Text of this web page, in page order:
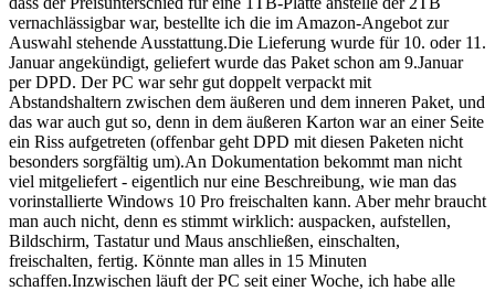
vernachlässigbar war, bestellte ich die im Amazon-Angebot zur
Auswahl stehende Ausstattung.Die Lieferung wurde für 10. oder 11.
Januar angekündigt, geliefert wurde das Paket schon am 9.Januar
per DPD. Der PC war sehr gut doppelt verpackt mit
Abstandshaltern zwischen dem äußeren und dem inneren Paket, und
das war auch gut so, denn in dem äußeren Karton war an einer Seite
ein Riss aufgetreten (offenbar geht DPD mit diesen Paketen nicht
besonders sorgfältig um).An Dokumentation bekommt man nicht
viel mitgeliefert - eigentlich nur eine Beschreibung, wie man das
vorinstallierte Windows 10 Pro freischalten kann. Aber mehr braucht
man auch nicht, denn es stimmt wirklich: auspacken, aufstellen,
Bildschirm, Tastatur und Maus anschließen, einschalten,
freischalten, fertig. Könnte man alles in 15 Minuten
schaffen.Inzwischen läuft der PC seit einer Woche, ich habe alle